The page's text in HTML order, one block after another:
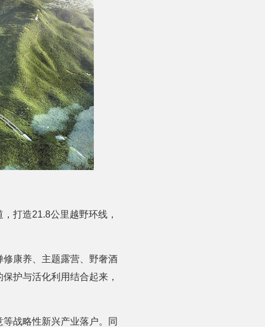
打造21.8公里越野环线，
康养、主题露营、野奢酒
护与活化利用结合起来，
战略性新兴产业落户。同